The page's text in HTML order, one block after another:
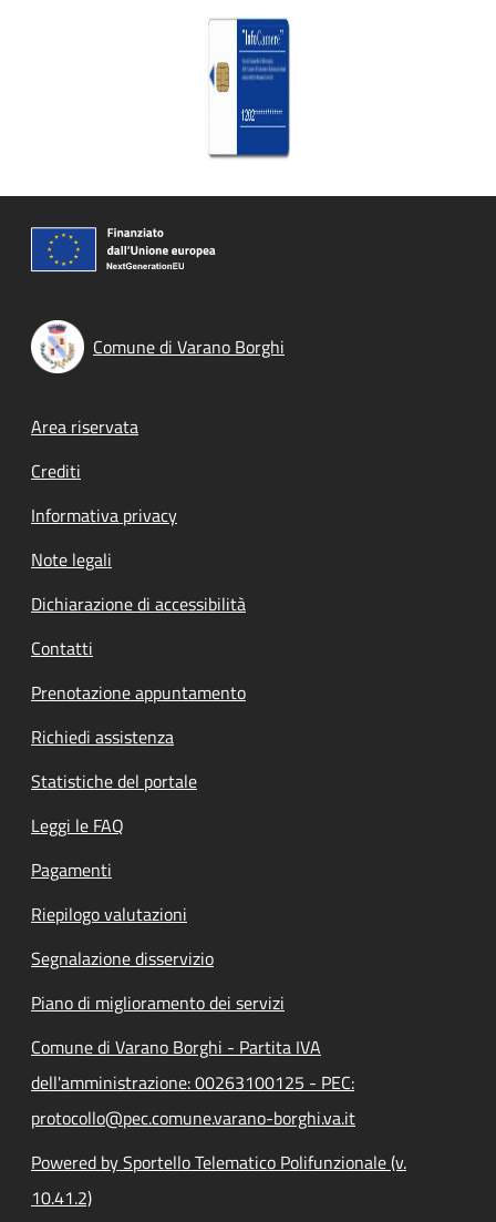
Comune di Varano Borghi
Footer menu
Area riservata
Crediti
Informativa privacy
Note legali
Dichiarazione di accessibilità
Contatti
Prenotazione appuntamento
Richiedi assistenza
Statistiche del portale
Leggi le FAQ
Pagamenti
Riepilogo valutazioni
Segnalazione disservizio
Piano di miglioramento dei servizi
Comune di Varano Borghi - Partita IVA
dell'amministrazione: 00263100125 - PEC:
protocollo@pec.comune.varano-borghi.va.it
Powered by Sportello Telematico Polifunzionale (v.
10.41.2)